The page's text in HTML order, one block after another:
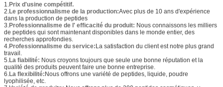
1. Prix d'usine compétitif.
2. Le professionnalisme de la production:Avec plus de 10 ans d'expérience
dans la production de peptides
3. Professionnalisme de l' efficacité du produit: Nous connaissons les milliers
de peptides qui sont maintenant disponibles dans le monde entier, des
recherches approfondies.
4. Professionnalisme du service:La satisfaction du client est notre plus grand
travail.
5. La fiabilité: Nous croyons toujours que seule une bonne réputation et la
qualité des produits peuvent faire une bonne entreprise.
6. La flexibilité:Nous offrons une variété de peptides, liquide, poudre
lyophilisée, etc.